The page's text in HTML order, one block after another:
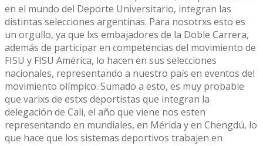
en el mundo del Deporte Universitario, integran las
distintas selecciones argentinas. Para nosotrxs esto es
un orgullo, ya que lxs embajadores de la Doble Carrera,
además de participar en competencias del movimiento de
FISU y FISU América, lo hacen en sus selecciones
nacionales, representando a nuestro país en eventos del
movimiento olímpico. Sumado a esto, es muy probable
que varixs de estxs deportistas que integran la
delegación de Cali, el año que viene nos esten
representando en mundiales, en Mérida y en Chengdú, lo
que hace que los sistemas deportivos trabajen en